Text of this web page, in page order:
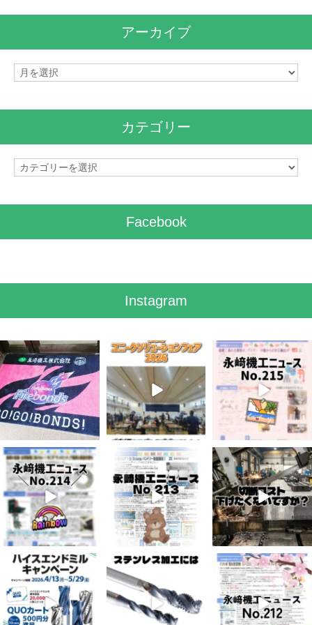
アーカイブ
ア
カテゴリー
カ
Facebook
Instagram
7月 28
7 0
7月 27
6
7月 3
5 0
6月 3
8 0
5月 13
5 0
4月 20
10 0
4月 16
10 0
4月 13 4月 8
5 0